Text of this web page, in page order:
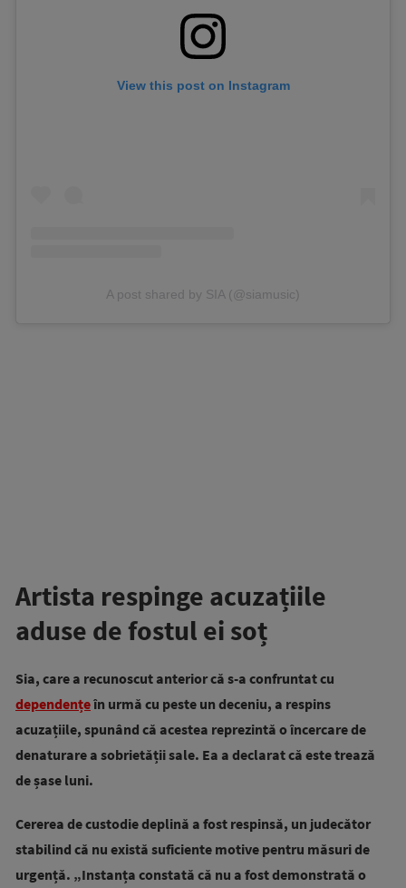
View this post on Instagram
A post shared by SIA (@siamusic)
Artista respinge acuzațiile
aduse de fostul ei soț
Sia, care a recunoscut anterior că s-a confruntat cu
dependențeîn urmă cu peste un deceniu, a respins
acuzațiile, spunând că acestea reprezintă o încercare de
denaturare a sobrietății sale. Ea a declarat că este trează
de șase luni.
Cererea de custodie deplină a fost respinsă, un judecător
stabilind că nu există suficiente motive pentru măsuri de
urgență. „Instanța constată că nu a fost demonstrată o